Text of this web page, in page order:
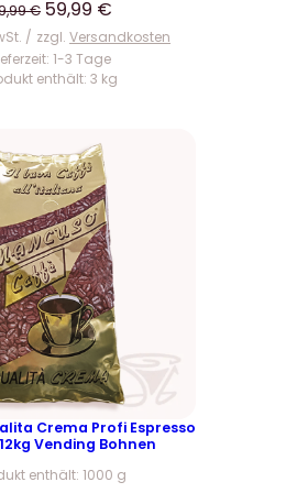
w
a
r
2
,
9
9
€
1
,
9
.
€ U
r
s
p
n
g
l
i
c
h
e
r
P
r
e
i
s
59,99 €
k
u
r
e
i
s
i
s
t
:
5
zzgl. Versandkosten
1-3 Tage
enthält: 3 kg
Crema Profi Espresso
Vending Bohnen
enthält: 1000 g